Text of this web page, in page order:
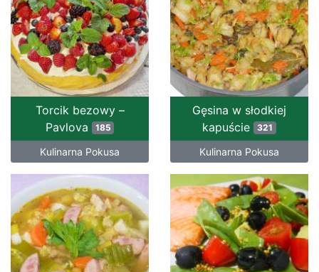
Torcik bezowy –
Pavlova
185
Kulinarna Pokusa
Gęsina w słodkiej
kapuście 321
Kulinarna Pokusa